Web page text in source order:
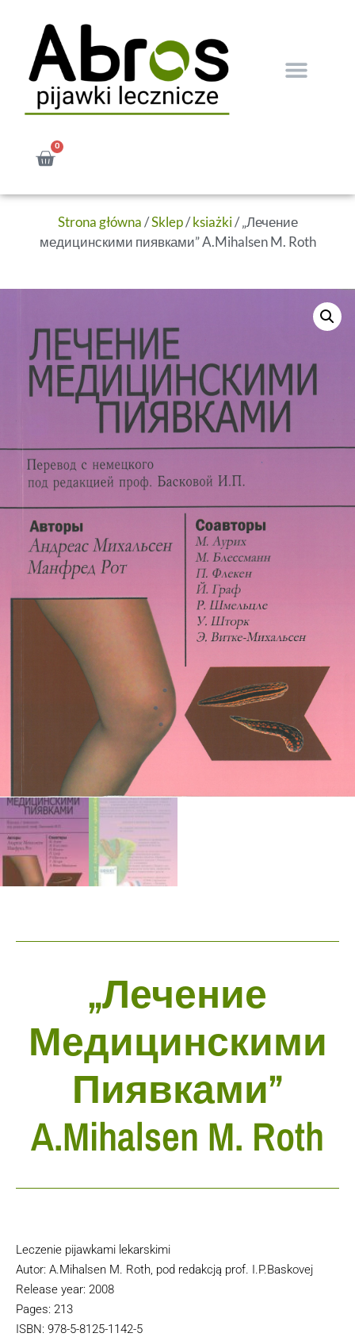
0
Strona główna/Sklep/ksiażki/ „Лечение
медицинскими пиявками” A.Mihalsen M. Roth
„Лечение
Медицинскими
Пиявками”
A.Mihalsen M. Roth
Leczenie pijawkami lekarskimi
Autor: A.Mihalsen M. Roth, pod redakcją prof. I.P.Baskovej
Release year: 2008
Pages: 213
ISBN: 978-5-8125-1142-5